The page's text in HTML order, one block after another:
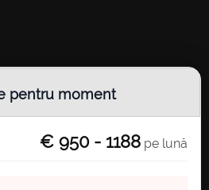
pentru moment
€ 950 - 1188 pe lună